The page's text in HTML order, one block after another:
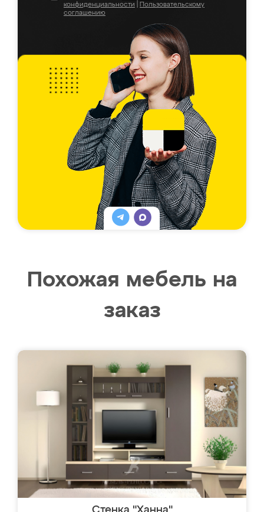
конфиденциальности
Пользовательскому
соглашению
Похожая мебель на
заказ